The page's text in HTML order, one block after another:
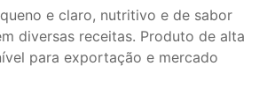
e claro, nutritivo e de sabor
diversas receitas. Produto de alta
para exportação e mercado